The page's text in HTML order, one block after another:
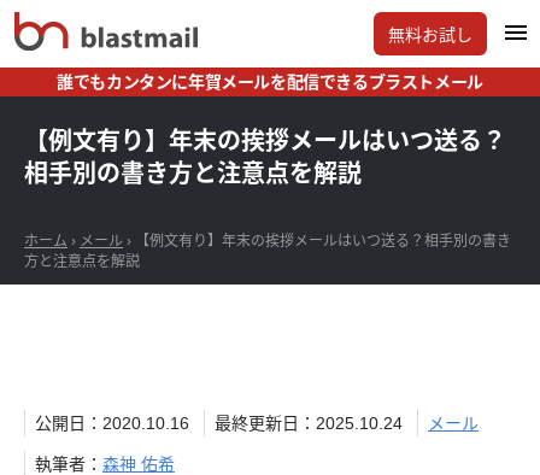
無料お試し
誰でもカンタンに年賀メールを配信できるブラストメール
【例文有り】年末の挨拶メールはいつ送る？
相手別の書き方と注意点を解説
ホーム › メール › 【例文有り】年末の挨拶メールはいつ送る？相手別の書き
方と注意点を解説
公開日：2020.10.16 最終更新日：2025.10.24 メール
執筆者： 森神 佑希